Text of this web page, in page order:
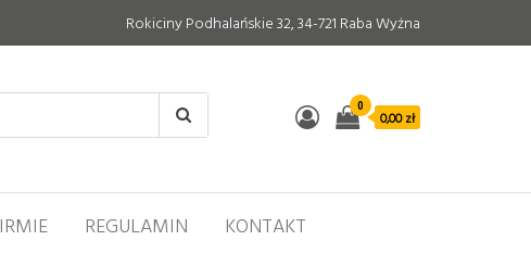
Rokiciny Podhalańskie 32, 34-721 Raba Wyżna
0
0,00 zł
REGULAMIN KONTAKT